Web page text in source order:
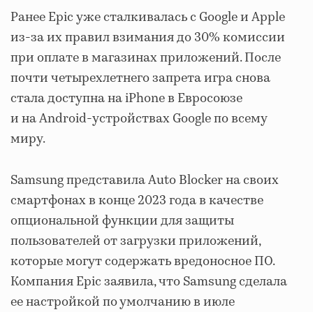
Ранее Epic уже сталкивалась с Google и Apple
из-за их правил взимания до 30% комиссии
при оплате в магазинах приложений. После
почти четырехлетнего запрета игра снова
стала доступна на iPhone в Евросоюзе
и на Android-устройствах Google по всему
миру.
Samsung представила Auto Blocker на своих
смартфонах в конце 2023 года в качестве
опциональной функции для защиты
пользователей от загрузки приложений,
которые могут содержать вредоносное ПО.
Компания Epic заявила, что Samsung сделала
ее настройкой по умолчанию в июле